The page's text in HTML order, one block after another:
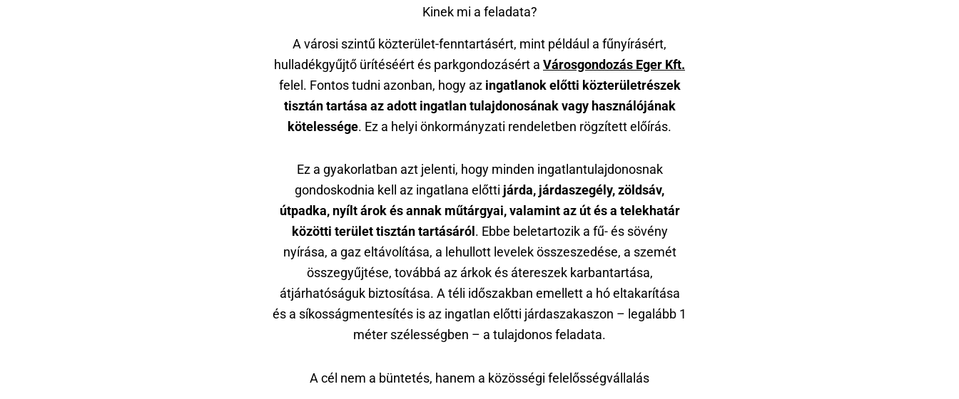
Kinek mi a feladata?
A városi szintű közterület-fenntartásért, mint például a fűnyírásért,
hulladékgyűjtő ürítéséért és parkgondozásért a Városgondozás Eger Kft.
felel. Fontos tudni azonban, hogy az ingatlanok előtti közterületrészek
tisztán tartása az adott ingatlan tulajdonosának vagy használójának
kötelessége. Ez a helyi önkormányzati rendeletben rögzített előírás.
Ez a gyakorlatban azt jelenti, hogy minden ingatlantulajdonosnak
gondoskodnia kell az ingatlana előtti járda, járdaszegély, zöldsáv,
útpadka, nyílt árok és annak műtárgyai, valamint az út és a telekhatár
közötti terület tisztán tartásáról . Ebbe beletartozik a fű- és sövény
nyírása, a gaz eltávolítása, a lehullott levelek összeszedése, a szemét
összegyűjtése, továbbá az árkok és átereszek karbantartása,
átjárhatóságuk biztosítása. A téli időszakban emellett a hó eltakarítása
és a síkosságmentesítés is az ingatlan előtti járdaszakaszon – legalább 1
méter szélességben – a tulajdonos feladata.
A cél nem a büntetés, hanem a közösségi felelősségvállalás